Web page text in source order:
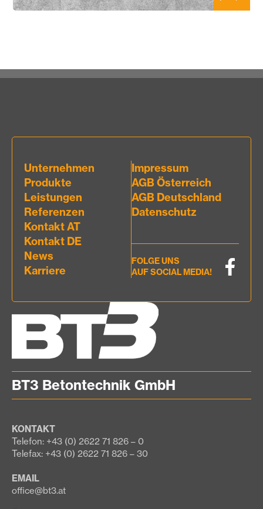
BT3 Betontechnik GmbH
KONTAKT
Telefon: +43 (0) 2622 71 826 – 0
Telefax: +43 (0) 2622 71 826 – 30
EMAIL
office@bt3.at
Unternehmen
Produkte
Leistungen
Referenzen
Kontakt AT
Kontakt DE
News
Karriere
Impressum
AGB Österreich
AGB Deutschland
Datenschutz
FOLGE UNS
AUF SOCIAL MEDIA!